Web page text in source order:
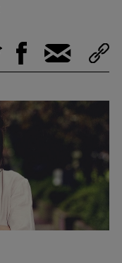
Tweet Facebook
E-Mail